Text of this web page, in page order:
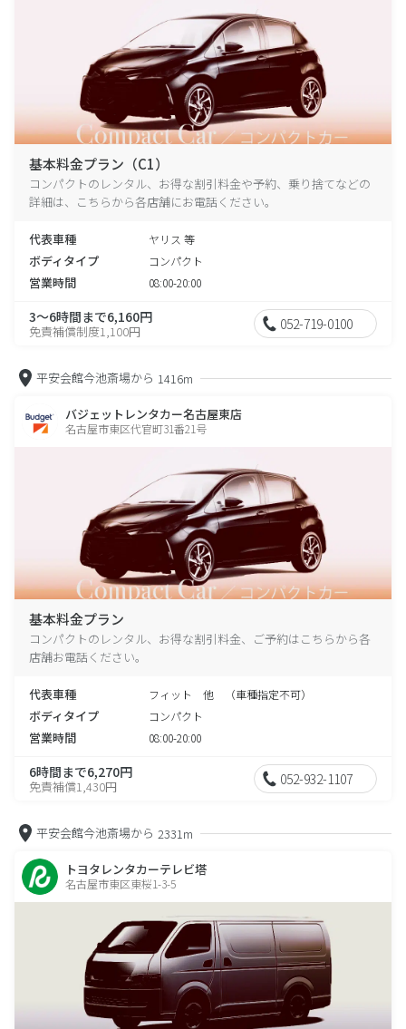
基本料金プラン（C1）
コンパクトのレンタル、お得な割引料金や予約、乗り捨てなどの
詳細は、こちらから各店舗にお電話ください。
代表車種 ヤリス 等
ボディタイプ コンパクト
営業時間 08:00-20:00
3～6時間まで6,160円
免責補償制度1,100円 052-719-0100
平安会館今池斎場から 1416m
バジェットレンタカー名古屋東店
名古屋市東区代官町31番21号
基本料金プラン
コンパクトのレンタル、お得な割引料金、ご予約はこちらから各
店舗お電話ください。
代表車種 フィット 他 （車種指定不可）
ボディタイプ コンパクト
営業時間 08:00-20:00
6時間まで6,270円
免責補償1,430円 052-932-1107
平安会館今池斎場から 2331m
トヨタレンタカーテレビ塔
名古屋市東区東桜1-3-5